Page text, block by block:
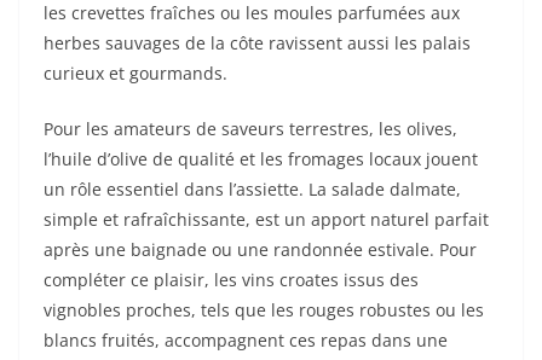
les crevettes fraîches ou les moules parfumées aux
herbes sauvages de la côte ravissent aussi les palais
curieux et gourmands.
Pour les amateurs de saveurs terrestres, les olives,
l’huile d’olive de qualité et les fromages locaux jouent
un rôle essentiel dans l’assiette. La salade dalmate,
simple et rafraîchissante, est un apport naturel parfait
après une baignade ou une randonnée estivale. Pour
compléter ce plaisir, les vins croates issus des
vignobles proches, tels que les rouges robustes ou les
blancs fruités, accompagnent ces repas dans une